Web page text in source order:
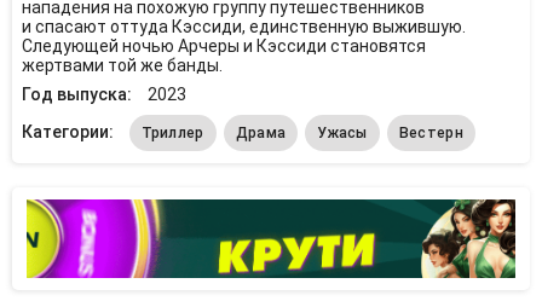
нападения на похожую группу путешественников
и спасают оттуда Кэссиди, единственную выжившую.
Следующей ночью Арчеры и Кэссиди становятся
жертвами той же банды.
Год выпуска:
2023
Категории:
Триллер Драма Ужасы Вестерн